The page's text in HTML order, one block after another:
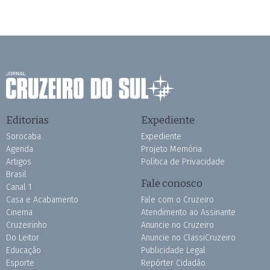
Editorias
Sorocaba
Agenda
Artigos
Brasil
Canal 1
Casa e Acabamento
Cinema
Cruzeirinho
Do Leitor
Educação
Esporte
Expediente
Expediente
Projeto Memória
Política de Privacidade
Fale conosco
Fale com o Cruzeiro
Atendimento ao Assinante
Anuncie no Cruzeiro
Anuncie no ClassiCruzeiro
Publicidade Legal
Repórter Cidadão